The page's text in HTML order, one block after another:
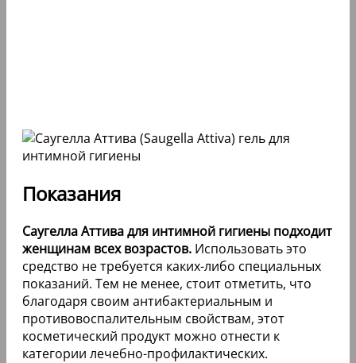
Показания
Саугелла Аттива для интимной гигиены подходит
женщинам всех возрастов. Использовать это
средство не требуется каких-либо специальных
показаний. Тем не менее, стоит отметить, что
благодаря своим антибактериальным и
противовоспалительным свойствам, этот
косметический продукт можно отнести к
категории лечебно-профилактических.